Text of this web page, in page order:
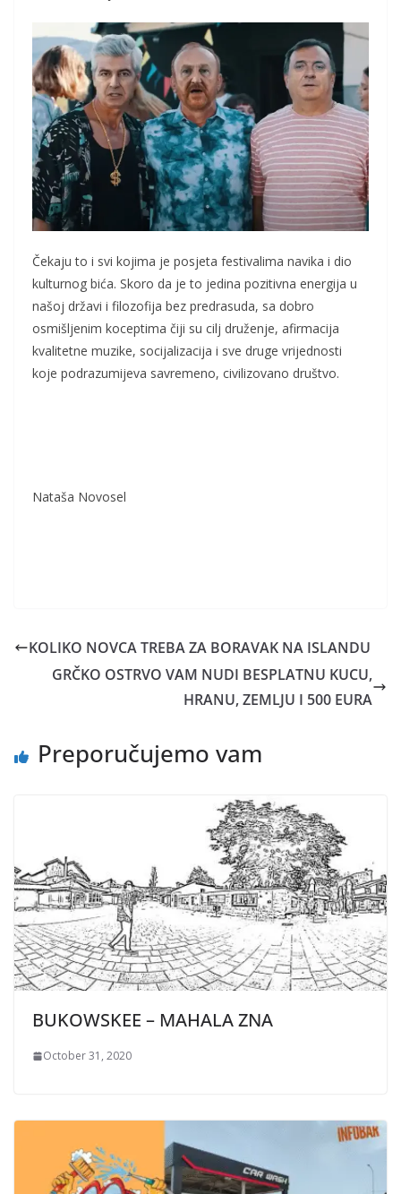
Čekaju to i svi kojima je posjeta festivalima navika i dio
kulturnog bića. Skoro da je to jedina pozitivna energija u
našoj državi i filozofija bez predrasuda, sa dobro
osmišljenim koceptima čiji su cilj druženje, afirmacija
kvalitetne muzike, socijalizacija i sve druge vrijednosti
koje podrazumijeva savremeno, civilizovano društvo.
Nataša Novosel
KOLIKO NOVCA TREBA ZA BORAVAK NA ISLANDU
GRČKO OSTRVO VAM NUDI BESPLATNU KUCU,
HRANU, ZEMLJU I 500 EURA
Preporučujemo vam
BUKOWSKEE – MAHALA ZNA
October 31, 2020